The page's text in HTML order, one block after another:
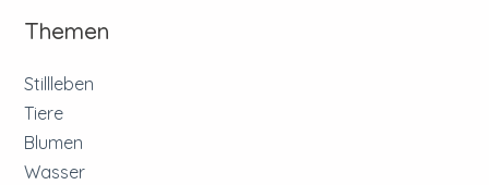
Themen
Stillleben
Tiere
Blumen
Wasser